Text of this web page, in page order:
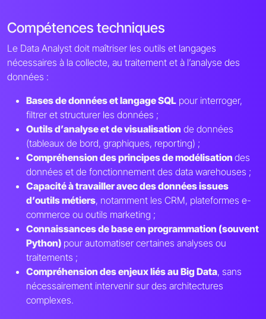
Compétences techniques
Le Data Analyst doit maîtriser les outils et langages
nécessaires à la collecte, au traitement et à l’analyse des
données :
Bases de données et langage SQL pour interroger,
filtrer et structurer les données ;
Outils d’analyse et de visualisation de données
(tableaux de bord, graphiques, reporting) ;
Compréhension des principes de modélisation des
données et de fonctionnement des data warehouses ;
Capacité à travailler avec des données issues
d’outils métiers, notamment les CRM, plateformes e-
commerce ou outils marketing ;
Connaissances de base en programmation (souvent
Python) pour automatiser certaines analyses ou
traitements ;
Compréhension des enjeux liés au Big Data, sans
nécessairement intervenir sur des architectures
complexes.